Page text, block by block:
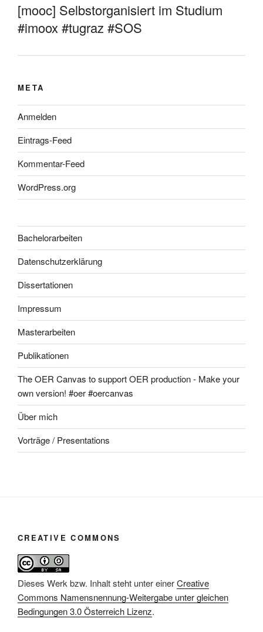
[mooc] Selbstorganisiert im Studium
#imoox #tugraz #SOS
META
Anmelden
Eintrags-Feed
Kommentar-Feed
WordPress.org
Bachelorarbeiten
Datenschutzerklärung
Dissertationen
Impressum
Masterarbeiten
Publikationen
The OER Canvas to support OER production - Make your
own version! #oer #oercanvas
Über mich
Vorträge / Presentations
CREATIVE COMMONS
Dieses Werk bzw. Inhalt steht unter einerCreative
Commons Namensnennung-Weitergabe unter gleichen
Bedingungen 3.0 Österreich Lizenz.